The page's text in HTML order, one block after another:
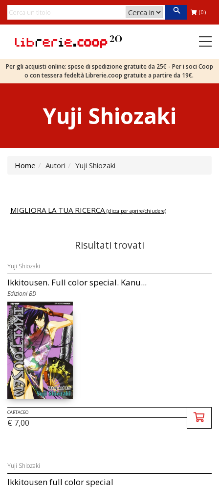
(0)
Per gli acquisti online: spese di spedizione gratuite da 25€ - Per i soci Coop
o con tessera fedeltà Librerie.coop gratuite a partire da 19€.
Yuji Shiozaki
Home Autori Yuji Shiozaki
MIGLIORA LA TUA RICERCA (clicca per aprire/chiudere)
Risultati trovati
Yuji Shiozaki
Ikkitousen. Full color special. Kanu...
Edizioni BD
CARTACEO
€ 7,00
Yuji Shiozaki
Ikkitousen full color special